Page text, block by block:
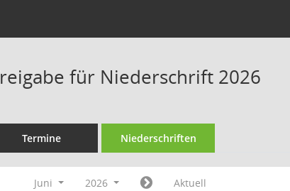
für Niederschrift 2026
Termine Niederschriften
Juni 2026 Aktuell